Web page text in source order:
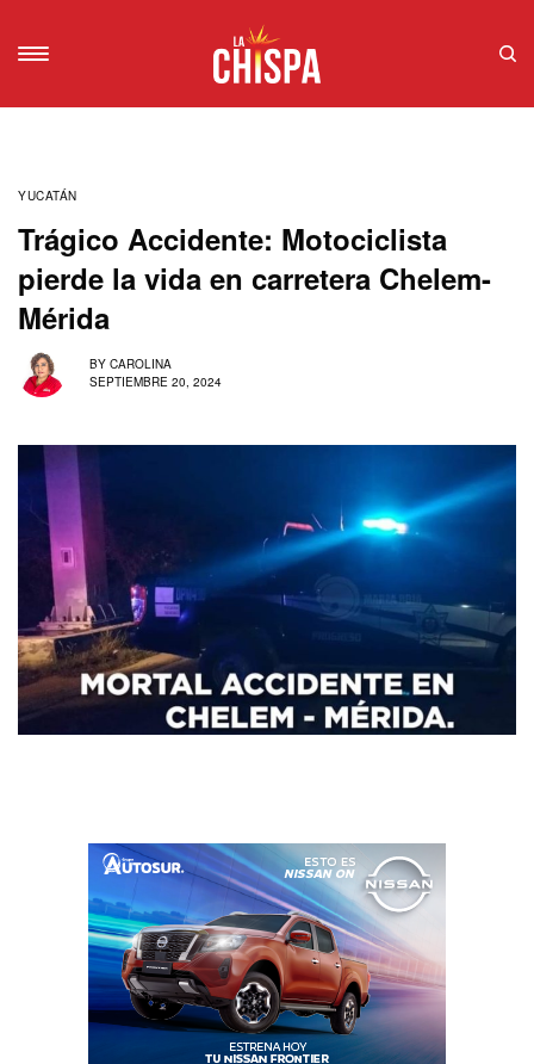
YUCATÁN
Trágico Accidente: Motociclista
pierde la vida en carretera Chelem-
Mérida
BY CAROLINA
SEPTIEMBRE 20, 2024